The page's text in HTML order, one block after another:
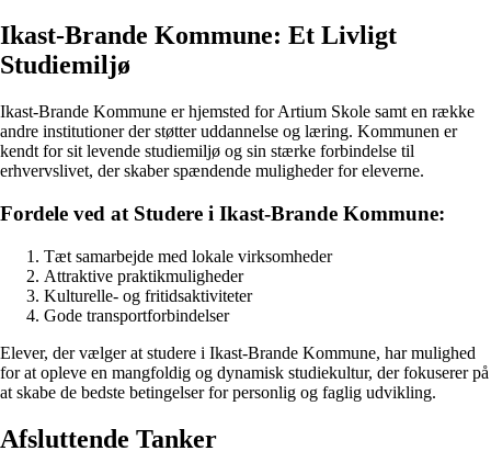
Ikast-Brande Kommune: Et Livligt
Studiemiljø
Ikast-Brande Kommune er hjemsted for Artium Skole samt en række
andre institutioner der støtter uddannelse og læring. Kommunen er
kendt for sit levende studiemiljø og sin stærke forbindelse til
erhvervslivet, der skaber spændende muligheder for eleverne.
Fordele ved at Studere i Ikast-Brande Kommune:
Tæt samarbejde med lokale virksomheder
Attraktive praktikmuligheder
Kulturelle- og fritidsaktiviteter
Gode transportforbindelser
Elever, der vælger at studere i Ikast-Brande Kommune, har mulighed
for at opleve en mangfoldig og dynamisk studiekultur, der fokuserer på
at skabe de bedste betingelser for personlig og faglig udvikling.
Afsluttende Tanker